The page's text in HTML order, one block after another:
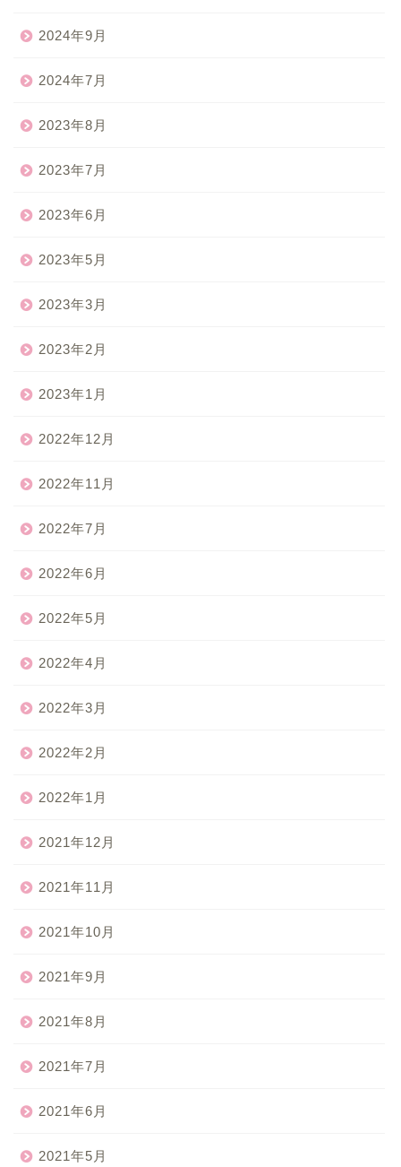
2024年9月
2024年7月
2023年8月
2023年7月
2023年6月
2023年5月
2023年3月
2023年2月
2023年1月
2022年12月
2022年11月
2022年7月
2022年6月
2022年5月
2022年4月
2022年3月
2022年2月
2022年1月
2021年12月
2021年11月
2021年10月
2021年9月
2021年8月
2021年7月
2021年6月
2021年5月